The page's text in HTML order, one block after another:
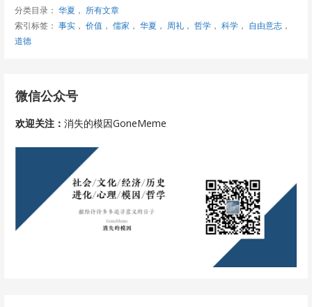
分类目录： 华夏 ， 所有文章
索引标签： 事实， 价值 ， 儒家 ， 华夏 ， 周礼， 哲学， 科学， 自由意志，
道德
微信公众号
欢迎关注：消失的模因GoneMeme